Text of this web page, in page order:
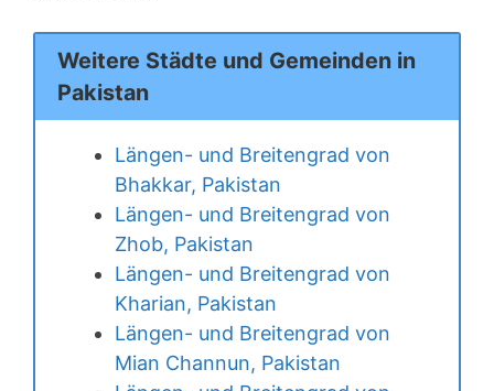
Weitere Städte und Gemeinden in
Pakistan
Längen- und Breitengrad von
Bhakkar, Pakistan
Längen- und Breitengrad von
Zhob, Pakistan
Längen- und Breitengrad von
Kharian, Pakistan
Längen- und Breitengrad von
Mian Channun, Pakistan